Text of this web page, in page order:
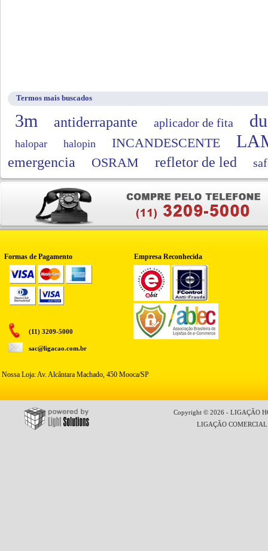
Termos mais buscados
3m antiderrapante aplicador de fita
halopar halopin INCANDESCENTE
emergencia OSRAM refletor de led
Formas de Pagamento Empresa Reconhecida
(11) 3209-5000
sac@ligacao.com.br
Nossa Loja: Av. Alcântara Machado, 450 Mooca/SP
Copyright © 2026 - LIGAÇÃO
LIGAÇÃO